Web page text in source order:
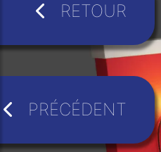
RETOUR
PRÉCÉDENT